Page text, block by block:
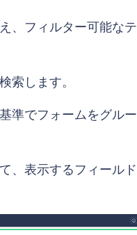
、フィルター可能な
索します。
準でフォームをグル
、表示するフィール